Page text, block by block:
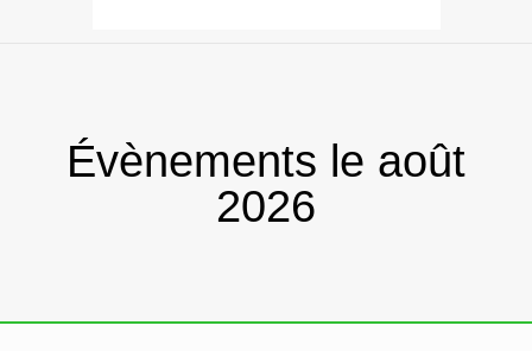
Évènements le août
2026